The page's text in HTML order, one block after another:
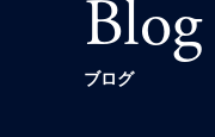
Blog
ブログ